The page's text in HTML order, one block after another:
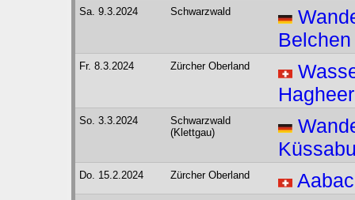
Sa. 9.3.2024 Schwarzwald
Belchen
Fr. 8.3.2024 Zürcher Oberland
So. 3.3.2024
Schwarzwald
(Klettgau)
Do. 15.2.2024 Zürcher Oberland